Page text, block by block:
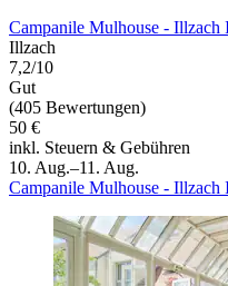
Campanile Mulhouse - Illzach
Illzach
7,2/10
Gut
(405 Bewertungen)
50 €
inkl. Steuern & Gebühren
10. Aug.–11. Aug.
Campanile Mulhouse - Illzach